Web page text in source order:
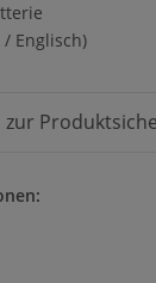
Englisch)
zur